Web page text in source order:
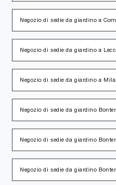
Negozio di sedie da giardino a
Negozio di sedie da giardino a
Negozio di sedie da giardino a
Negozio di sedie da giardino
Negozio di sedie da giardino
Negozio di sedie da giardino